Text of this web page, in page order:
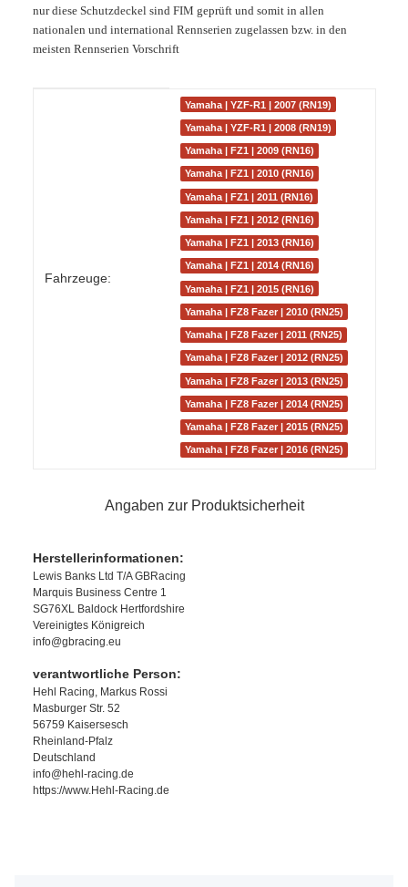
nur diese Schutzdeckel sind FIM geprüft und somit in allen
nationalen und international Rennserien zugelassen bzw. in den
meisten Rennserien Vorschrift
Fahrzeuge:
Yamaha | YZF-R1 | 2007 (RN19)
Yamaha | YZF-R1 | 2008 (RN19)
Yamaha | FZ1 | 2009 (RN16)
Yamaha | FZ1 | 2010 (RN16)
Yamaha | FZ1 | 2011 (RN16)
Yamaha | FZ1 | 2012 (RN16)
Yamaha | FZ1 | 2013 (RN16)
Yamaha | FZ1 | 2014 (RN16)
Yamaha | FZ1 | 2015 (RN16)
Yamaha | FZ8 Fazer | 2010 (RN25)
Yamaha | FZ8 Fazer | 2011 (RN25)
Yamaha | FZ8 Fazer | 2012 (RN25)
Yamaha | FZ8 Fazer | 2013 (RN25)
Yamaha | FZ8 Fazer | 2014 (RN25)
Yamaha | FZ8 Fazer | 2015 (RN25)
Yamaha | FZ8 Fazer | 2016 (RN25)
Angaben zur Produktsicherheit
Herstellerinformationen:
Lewis Banks Ltd T/A GBRacing
Marquis Business Centre 1
SG76XL Baldock Hertfordshire
Vereinigtes Königreich
info@gbracing.eu
verantwortliche Person:
Hehl Racing, Markus Rossi
Masburger Str. 52
56759 Kaisersesch
Rheinland-Pfalz
Deutschland
info@hehl-racing.de
https://www.Hehl-Racing.de